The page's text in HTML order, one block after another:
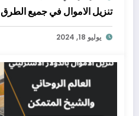
تنزيل الاموال في جميع الطرق
يوليو 18, 2024